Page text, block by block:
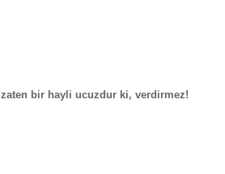
bir hayli ucuzdur ki, verdirmez!